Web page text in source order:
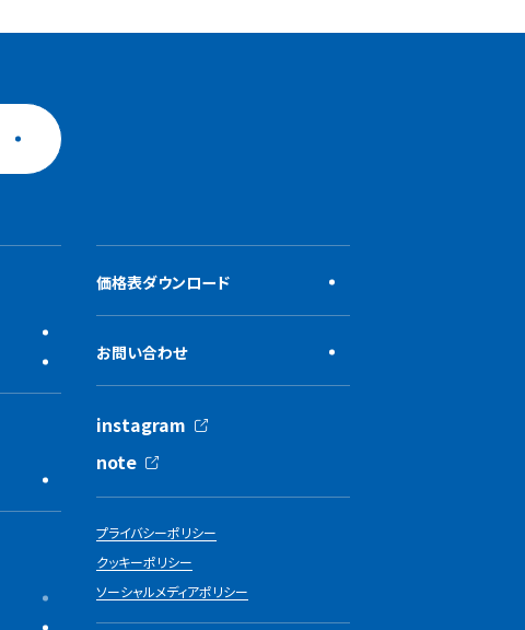
価格表ダウンロード
お問い合わせ
instagram
note
プライバシーポリシー
クッキーポリシー
ソーシャルメディアポリシー